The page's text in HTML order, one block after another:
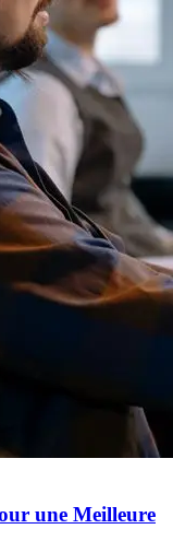
une Meilleure